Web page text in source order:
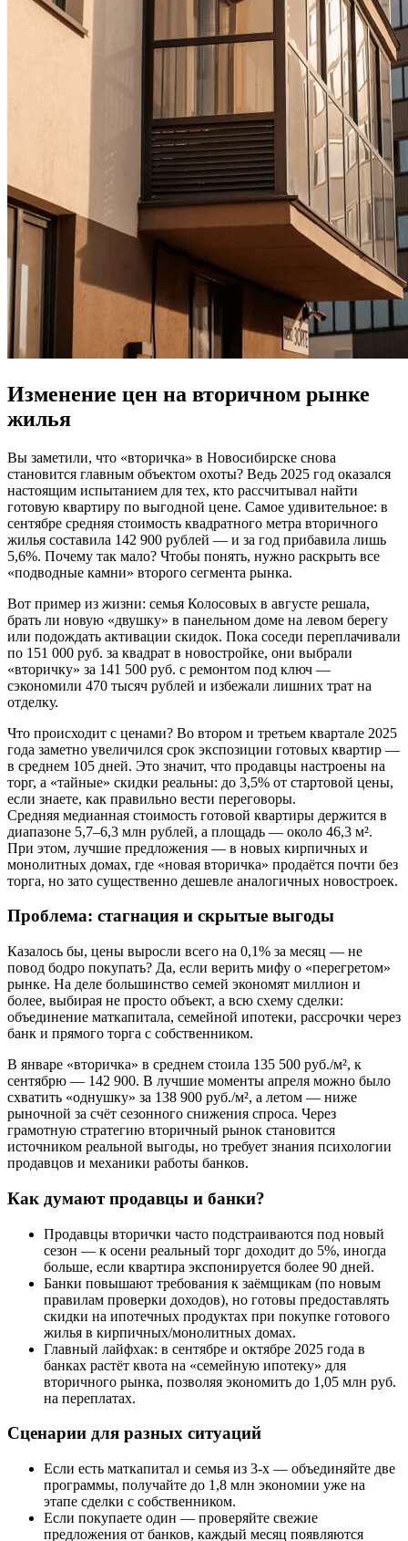
Изменение цен на вторичном рынке
жилья
Вы заметили, что «вторичка» в Новосибирске снова
становится главным объектом охоты? Ведь 2025 год оказался
настоящим испытанием для тех, кто рассчитывал найти
готовую квартиру по выгодной цене. Самое удивительное: в
сентябре средняя стоимость квадратного метра вторичного
жилья составила 142 900 рублей — и за год прибавила лишь
5,6%. Почему так мало? Чтобы понять, нужно раскрыть все
«подводные камни» второго сегмента рынка.
Вот пример из жизни: семья Колосовых в августе решала,
брать ли новую «двушку» в панельном доме на левом берегу
или подождать активации скидок. Пока соседи переплачивали
по 151 000 руб. за квадрат в новостройке, они выбрали
«вторичку» за 141 500 руб. с ремонтом под ключ —
сэкономили 470 тысяч рублей и избежали лишних трат на
отделку.
Что происходит с ценами? Во втором и третьем квартале 2025
года заметно увеличился срок экспозиции готовых квартир —
в среднем 105 дней. Это значит, что продавцы настроены на
торг, а «тайные» скидки реальны: до 3,5% от стартовой цены,
если знаете, как правильно вести переговоры.
Средняя медианная стоимость готовой квартиры держится в
диапазоне 5,7–6,3 млн рублей, а площадь — около 46,3 м².
При этом, лучшие предложения — в новых кирпичных и
монолитных домах, где «новая вторичка» продаётся почти без
торга, но зато существенно дешевле аналогичных новостроек.
Проблема: стагнация и скрытые выгоды
Казалось бы, цены выросли всего на 0,1% за месяц — не
повод бодро покупать? Да, если верить мифу о «перегретом»
рынке. На деле большинство семей экономят миллион и
более, выбирая не просто объект, а всю схему сделки:
объединение маткапитала, семейной ипотеки, рассрочки через
банк и прямого торга с собственником.
В январе «вторичка» в среднем стоила 135 500 руб./м², к
сентябрю — 142 900. В лучшие моменты апреля можно было
схватить «однушку» за 138 900 руб./м², а летом — ниже
рыночной за счёт сезонного снижения спроса. Через
грамотную стратегию вторичный рынок становится
источником реальной выгоды, но требует знания психологии
продавцов и механики работы банков.
Как думают продавцы и банки?
Продавцы вторички часто подстраиваются под новый
сезон — к осени реальный торг доходит до 5%, иногда
больше, если квартира экспонируется более 90 дней.
Банки повышают требования к заёмщикам (по новым
правилам проверки доходов), но готовы предоставлять
скидки на ипотечных продуктах при покупке готового
жилья в кирпичных/монолитных домах.
Главный лайфхак: в сентябре и октябре 2025 года в
банках растёт квота на «семейную ипотеку» для
вторичного рынка, позволяя экономить до 1,05 млн руб.
на переплатах.
Сценарии для разных ситуаций
Если есть маткапитал и семья из 3-х — объединяйте две
программы, получайте до 1,8 млн экономии уже на
этапе сделки с собственником.
Если покупаете один — проверяйте свежие
предложения от банков, каждый месяц появляются